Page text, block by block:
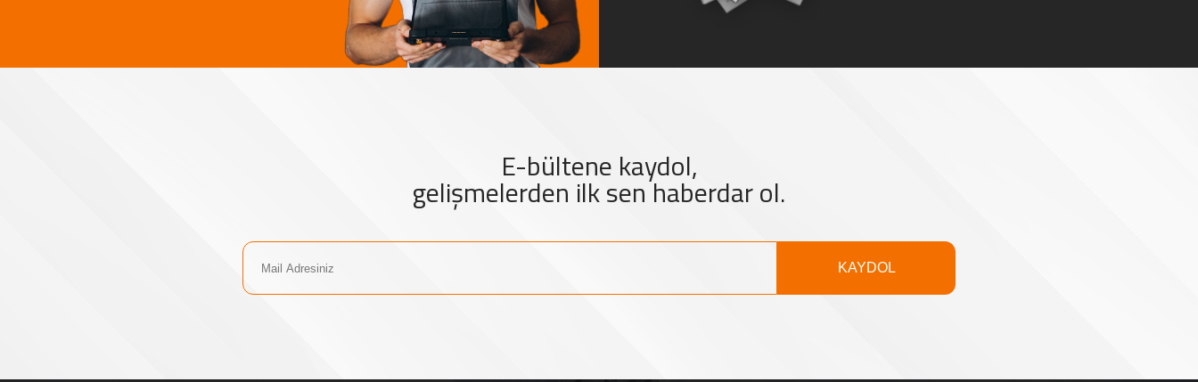
E-bültene kaydol,
gelişmelerden ilk sen haberdar ol.
KAYDOL